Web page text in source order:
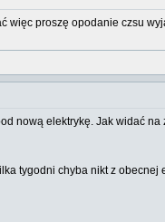
więc proszę opodanie czsu
nową elektrykę. Jak widać
tygodni chyba nikt z